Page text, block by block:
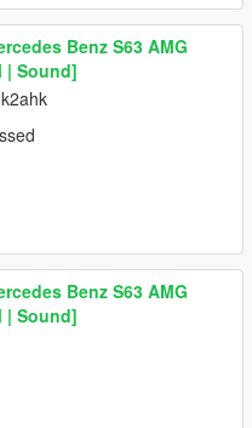
Benz S63 AMG
| Sound]
Benz S63 AMG
| Sound]